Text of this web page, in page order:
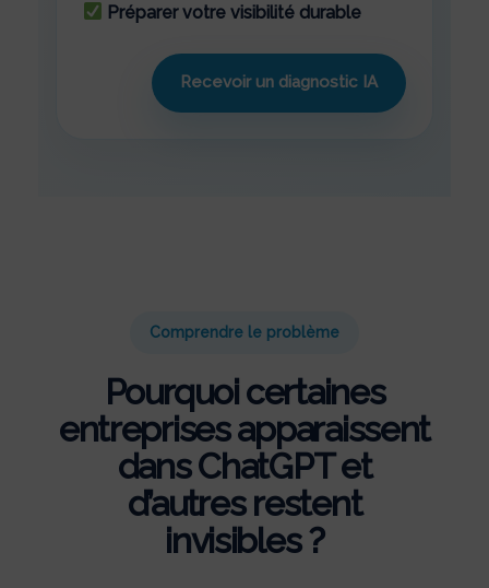
Préparer votre visibilité durable
Recevoir un diagnostic IA
Comprendre le problème
Pourquoi certaines
entreprises apparaissent
dans ChatGPT et
d’autres restent
invisibles ?